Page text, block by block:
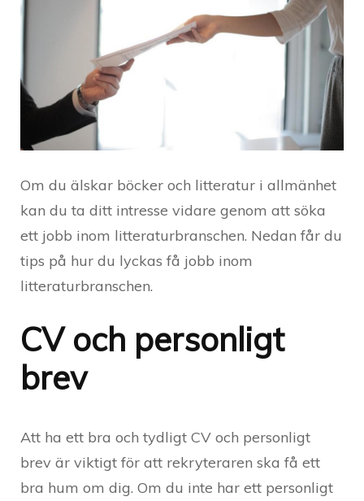
Om du älskar böcker och litteratur i allmänhet
kan du ta ditt intresse vidare genom att söka
ett jobb inom litteraturbranschen. Nedan får du
tips på hur du lyckas få jobb inom
litteraturbranschen.
CV och personligt
brev
Att ha ett bra och tydligt CV och personligt
brev är viktigt för att rekryteraren ska få ett
bra hum om dig. Om du inte har ett personligt